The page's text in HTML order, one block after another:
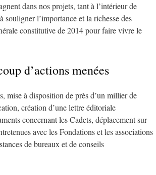
dans nos projets, tant à l’intérieur de
souligner l’importance et la richesse des
constitutive de 2014 pour faire vivre le
d’actions menées
mise à disposition de près d’un millier de
création d’une lettre éditoriale
concernant les Cadets, déplacement sur
avec les Fondations et les associations
de bureaux et de conseils